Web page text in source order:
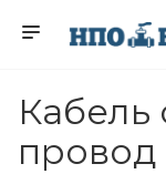
Кабель
провод